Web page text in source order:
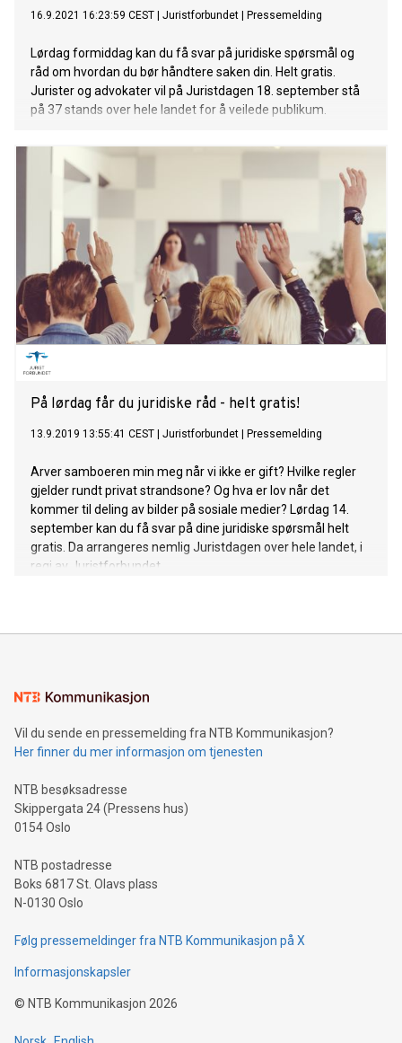
16.9.2021 16:23:59 CEST Juristforbundet Pressemelding
Lørdag formiddag kan du få svar på juridiske spørsmål og
råd om hvordan du bør håndtere saken din. Helt gratis.
Jurister og advokater vil på Juristdagen 18. september stå
på 37 stands over hele landet for å veilede publikum.
På lørdag får du juridiske råd - helt gratis!
13.9.2019 13:55:41 CEST Juristforbundet Pressemelding
Arver samboeren min meg når vi ikke er gift? Hvilke regler
gjelder rundt privat strandsone? Og hva er lov når det
kommer til deling av bilder på sosiale medier? Lørdag 14.
september kan du få svar på dine juridiske spørsmål helt
gratis. Da arrangeres nemlig Juristdagen over hele landet, i
regi av Juristforbundet.
Vil du sende en pressemelding fra NTB Kommunikasjon?
Her finner du mer informasjon om tjenesten
NTB besøksadresse
Skippergata 24 (Pressens hus)
0154 Oslo
NTB postadresse
Boks 6817 St. Olavs plass
N-0130 Oslo
Følg pressemeldinger fra NTB Kommunikasjon på X
Informasjonskapsler
© NTB Kommunikasjon 2026